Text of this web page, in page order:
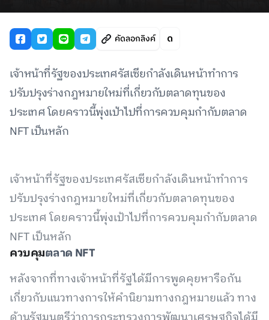
คัดลอกลิงค์
เจ้าหน้าที่รัฐของประเทศรัสเซียกำลังเดินหน้าทำการ
ปรับปรุงร่างกฎหมายใหม่ที่เกี่ยวกับตลาดทุนของ
ประเทศ โดยคราวนี้พุ่งเป้าไปที่การควบคุมกำกับตลาด
NFT เป็นหลัก
เจ้าหน้าที่รัฐของประเทศรัสเซียกำลังเดินหน้าทำการ
ปรับปรุงร่างกฎหมายใหม่ที่เกี่ยวกับตลาดทุนของ
ประเทศ โดยคราวนี้พุ่งเป้าไปที่การควบคุมกำกับตลาด
NFT เป็นหลัก
ควบคุมตลาด NFT
หลังจากที่ทางเจ้าหน้าที่รัฐได้มีการพูดคุยหารือกัน
เกี่ยวกับแนวทางการให้คำนิยามทางกฎหมายแล้ว ทาง